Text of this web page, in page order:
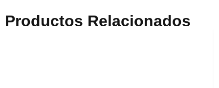
Productos Relacionados